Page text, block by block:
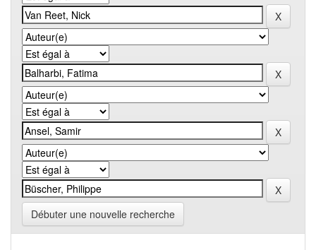
Débuter une nouvelle recherche